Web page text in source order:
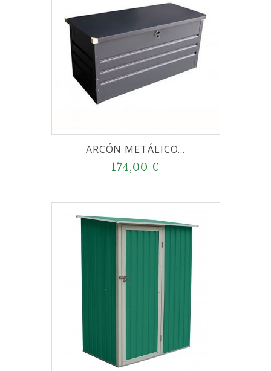
ARCÓN METÁLICO...
174,00 €